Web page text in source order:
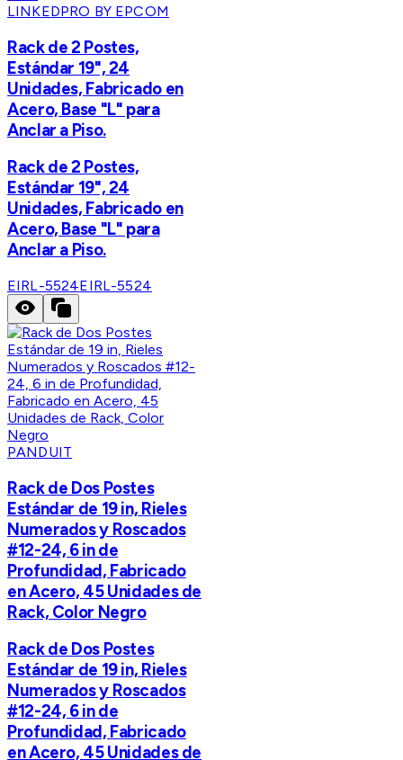
LINKEDPRO BY EPCOM
Rack de 2 Postes,
Estándar 19", 24
Unidades, Fabricado en
Acero, Base "L" para
Anclar a Piso.
Rack de 2 Postes,
Estándar 19", 24
Unidades, Fabricado en
Acero, Base "L" para
Anclar a Piso.
EIRL-5524EIRL-5524
PANDUIT
Rack de Dos Postes
Estándar de 19 in, Rieles
Numerados y Roscados
#12-24, 6 in de
Profundidad, Fabricado
en Acero, 45 Unidades de
Rack, Color Negro
Rack de Dos Postes
Estándar de 19 in, Rieles
Numerados y Roscados
#12-24, 6 in de
Profundidad, Fabricado
en Acero, 45 Unidades de